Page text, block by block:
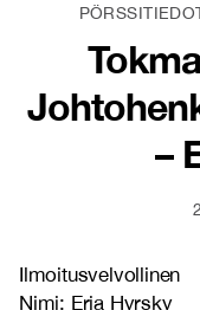
–
Ilmoitusvelvollinen
Nimi: Erja Hyrsky